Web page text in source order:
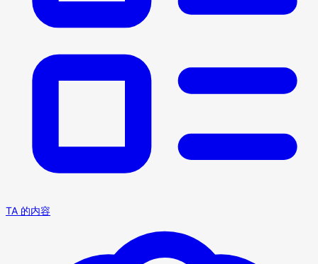
TA 的内容